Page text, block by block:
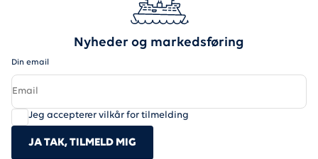
Nyheder og markedsføring
Din email
Jeg accepterer vilkår for tilmelding
JA TAK, TILMELD MIG